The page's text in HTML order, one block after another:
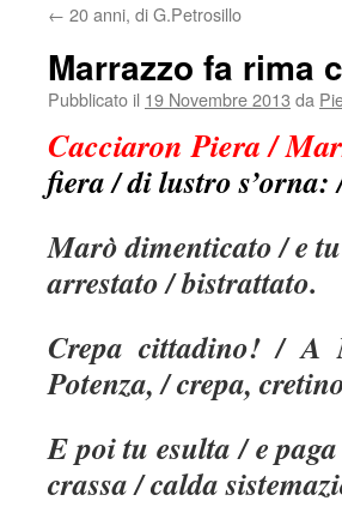
← 20 anni, di G.Petrosillo
Marrazzo fa rima
Pubblicato il 19 Novembre 2013 da
Cacciaron Piera /
fiera / di lustro
Marò dimenticato / e
arrestato / bistrattato.
Crepa cittadino! / A
Potenza, / crepa,
E poi tu esulta / e
crassa / calda